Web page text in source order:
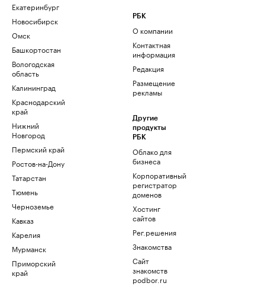
Екатеринбург
Новосибирск
Омск
Башкортостан
Вологодская
область
Калининград
Краснодарский
край
Нижний
Новгород
Пермский край
Ростов-на-Дону
Татарстан
Тюмень
Черноземье
Кавказ
Карелия
Мурманск
Приморский
край
РБК
О компании
Контактная
информация
Редакция
Размещение
рекламы
Другие
продукты
РБК
Облако для
бизнеса
Корпоративный
регистратор
доменов
Хостинг
сайтов
Рег.решения
Знакомства
Сайт
знакомств
podbor.ru